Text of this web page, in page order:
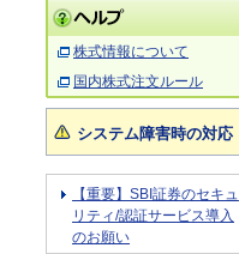
株式情報について
国内株式注文ルール
システム障害時の対応
【重要】SBI証券のセキュ
リティ/認証サービス導入
のお願い